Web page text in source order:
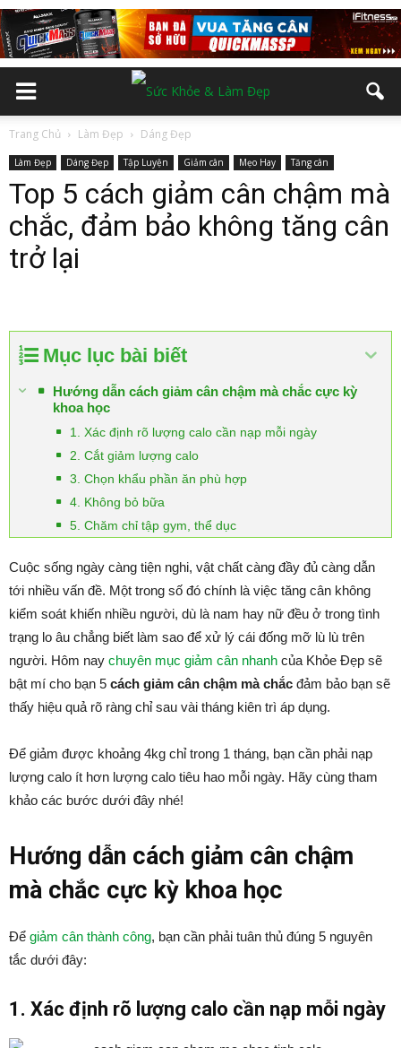
Trang Chủ Làm Đẹp Dáng Đẹp
Làm Đẹp Dáng Đẹp Tập Luyện Giảm cân Mẹo Hay Tăng cân
Top 5 cách giảm cân chậm mà
chắc, đảm bảo không tăng cân
trở lại
Mục lục bài biết
Hướng dẫn cách giảm cân chậm mà chắc cực kỳ
khoa học
1. Xác định rõ lượng calo cần nạp mỗi ngày
2. Cắt giảm lượng calo
3. Chọn khẩu phần ăn phù hợp
4. Không bỏ bữa
5. Chăm chỉ tập gym, thể dục
Cuộc sống ngày càng tiện nghi, vật chất càng đầy đủ càng dẫn
tới nhiều vấn đề. Một trong số đó chính là việc tăng cân không
kiểm soát khiến nhiều người, dù là nam hay nữ đều ở trong tình
trạng lo âu chẳng biết làm sao để xử lý cái đống mỡ lù lù trên
người. Hôm nay chuyên mục giảm cân nhanh của Khỏe Đẹp sẽ
bật mí cho bạn 5 cách giảm cân chậm mà chắc đảm bảo bạn sẽ
thấy hiệu quả rõ ràng chỉ sau vài tháng kiên trì áp dụng.
Để giảm được khoảng 4kg chỉ trong 1 tháng, bạn cần phải nạp
lượng calo ít hơn lượng calo tiêu hao mỗi ngày. Hãy cùng tham
khảo các bước dưới đây nhé!
Hướng dẫn cách giảm cân chậm
mà chắc cực kỳ khoa học
Để giảm cân thành công, bạn cần phải tuân thủ đúng 5 nguyên
tắc dưới đây:
1. Xác định rõ lượng calo cần nạp mỗi ngày